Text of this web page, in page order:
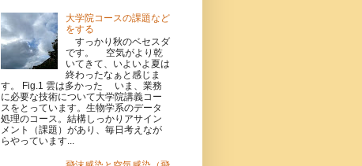
大学院コースの課題など
をする
すっかり秋のベセスダ
です。 空気がより乾
いてきて、いよいよ夏は
終わったなぁと感じま
す。 Fig.1 雲は多かった いま、業務
に必要な技術について大学院講義コー
スをとっています。生物学系のデータ
処理のコース。結構しっかりアサイン
メント（課題）があり、毎日考えなが
らやっています...